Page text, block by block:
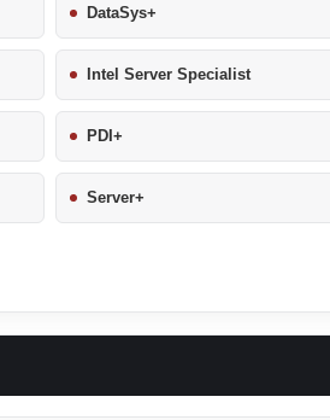
DataSys+
Intel Server Specialist
PDI+
Server+